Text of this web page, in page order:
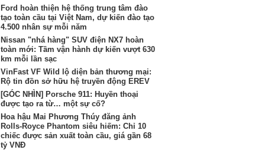
Ford hoàn thiện hệ thống trung tâm đào
tạo toàn cầu tại Việt Nam, dự kiến đào tạo
4.500 nhân sự mỗi năm
Nissan "nhá hàng" SUV điện NX7 hoàn
toàn mới: Tầm vận hành dự kiến vượt 630
km mỗi lần sạc
VinFast VF Wild lộ diện bản thương mại:
Rộ tin đồn sở hữu hệ truyền động EREV
[GÓC NHÌN] Porsche 911: Huyền thoại
được tạo ra từ… một sự cố?
Hoa hậu Mai Phương Thúy đăng ảnh
Rolls-Royce Phantom siêu hiếm: Chỉ 10
chiếc được sản xuất toàn cầu, giá gần 68
tỷ VNĐ